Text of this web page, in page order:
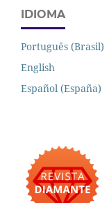
IDIOMA
Português (Brasil)
English
Español (España)